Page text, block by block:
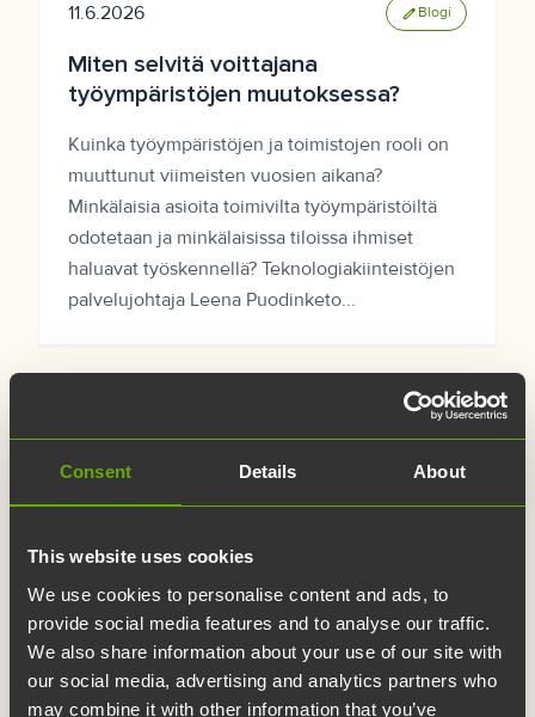
Consent Details About
This website uses cookies
We use cookies to personalise content and ads, to
provide social media features and to analyse our traffic.
We also share information about your use of our site with
our social media, advertising and analytics partners who
may combine it with other information that you’ve
11.6.2026 edit Blogi
Miten selvitä voittajana
työympäristöjen muutoksessa?
Kuinka työympäristöjen ja toimistojen rooli on
muuttunut viimeisten vuosien aikana?
Minkälaisia asioita toimivilta työympäristöiltä
odotetaan ja minkälaisissa tiloissa ihmiset
haluavat työskennellä? Teknologiakiinteistöjen
palvelujohtaja Leena Puodinketo...